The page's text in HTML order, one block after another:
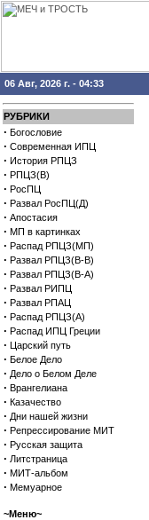
06 Авг, 2026 г. - 04:33
РУБРИКИ
· Богословие
· Современная ИПЦ
· История РПЦЗ
· РПЦЗ(В)
· РосПЦ
· Развал РосПЦ(Д)
· Апостасия
· МП в картинках
· Распад РПЦЗ(МП)
· Развал РПЦЗ(В-В)
· Развал РПЦЗ(В-А)
· Развал РИПЦ
· Развал РПАЦ
· Распад РПЦЗ(А)
· Распад ИПЦ Греции
· Царский путь
· Белое Дело
· Дело о Белом Деле
· Врангелиана
· Казачество
· Дни нашей жизни
· Репрессирование МИТ
· Русская защита
· Литстраница
· МИТ-альбом
· Мемуарное
~Меню~